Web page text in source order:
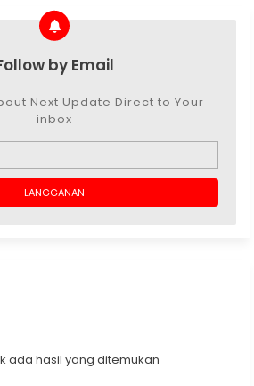
by Email
Next Update Direct to Your
inbox
ada hasil yang ditemukan